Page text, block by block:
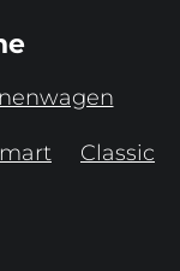
Classic